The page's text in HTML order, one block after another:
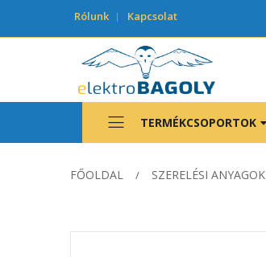
Rólunk Kapcsolat
TERMÉKCSOPORTOK
FŐOLDAL SZERELÉSI ANYAGOK